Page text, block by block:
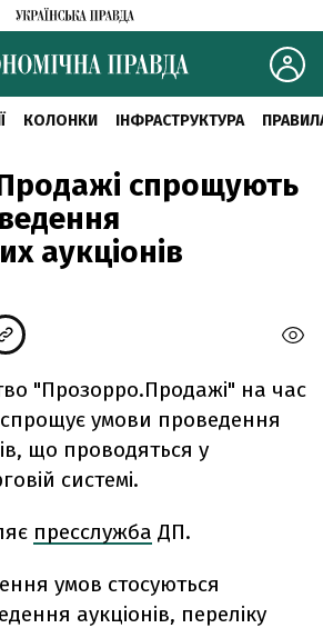
КОЛОНКИ ІНФРАСТРУКТУРА
спрощують
аукціонів
"Прозорро.Продажі" на час
умови проведення
що проводяться у
системі.
пресслужба ДП.
умов стосуються
аукціонів, переліку